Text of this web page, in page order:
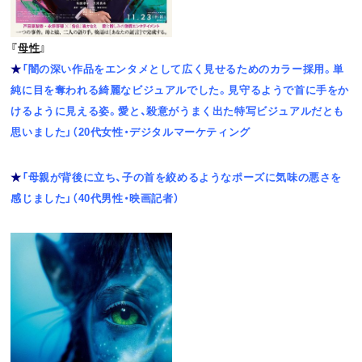
『母性』
★「闇の深い作品をエンタメとして広く見せるためのカラー採用。単
純に目を奪われる綺麗なビジュアルでした。見守るようで首に手をか
けるように見える姿。愛と、殺意がうまく出た特写ビジュアルだとも
思いました」（20代女性・デジタルマーケティング
★「母親が背後に立ち、子の首を絞めるようなポーズに気味の悪さを
感じました」（40代男性・映画記者）